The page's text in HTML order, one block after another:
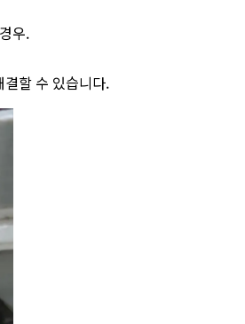
우.
할 수 있습니다.